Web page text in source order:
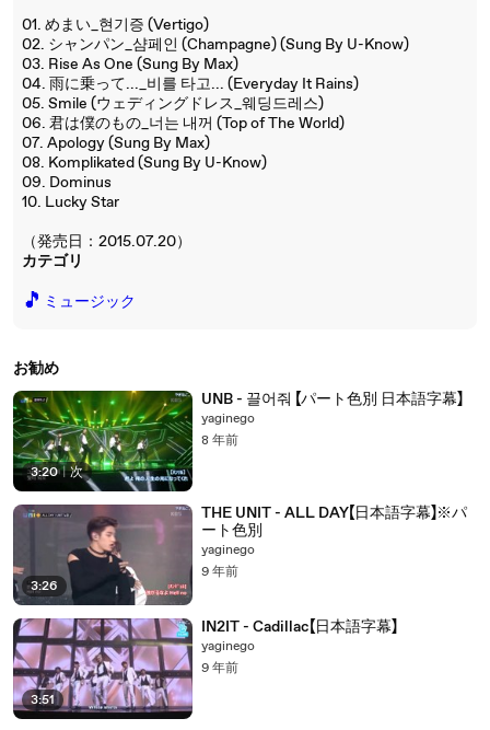
01. めまい_현기증 (Vertigo)
02. シャンパン_샴페인 (Champagne) (Sung By U-Know)
03. Rise As One (Sung By Max)
04. 雨に乗って..._비를 타고... (Everyday It Rains)
05. Smile (ウェディングドレス_웨딩드레스)
06. 君は僕のもの_너는 내꺼 (Top of The World)
07. Apology (Sung By Max)
08. Komplikated (Sung By U-Know)
09. Dominus
10. Lucky Star
（発売日：2015.07.20）
カテゴリ
🎵 ミュージック
お勧め
3:20 | 次
UNB - 끌어줘 【パート色別 日本語字幕】
yaginego
8 年前
3:26
THE UNIT - ALL DAY【日本語字幕】※パ
ート色別
yaginego
9 年前
3:51
IN2IT - Cadillac【日本語字幕】
yaginego
9 年前